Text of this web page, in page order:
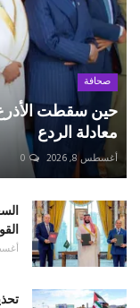
صحافة
حين سقطت
معادلة الردع
أغسطس 8, 2026 0